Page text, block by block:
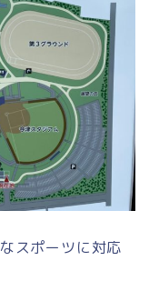
スポーツに対応